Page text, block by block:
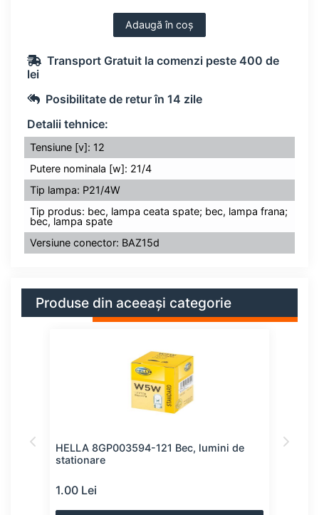
Adaugă în coș
Transport Gratuit la comenzi peste 400 de
lei
Posibilitate de retur în 14 zile
Detalii tehnice:
Tensiune [v]: 12
Putere nominala [w]: 21/4
Tip lampa: P21/4W
Tip produs: bec, lampa ceata spate; bec, lampa frana;
bec, lampa spate
Versiune conector: BAZ15d
Produse din aceeași categorie
HELLA 8GP003594-121 Bec, lumini de
stationare
1.00 Lei